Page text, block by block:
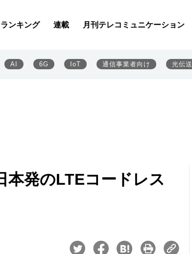
ランキング 連載 月刊テレコミュニケーション
AI 6G IoT 通信事業者向け 光伝送
発のLTEコードレス